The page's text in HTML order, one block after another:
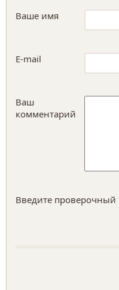
Ваше имя
E-mail
Ваш
комментарий
Введите проверочный